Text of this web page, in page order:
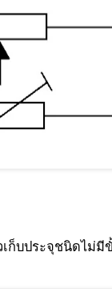
บประจุชนิดไม่